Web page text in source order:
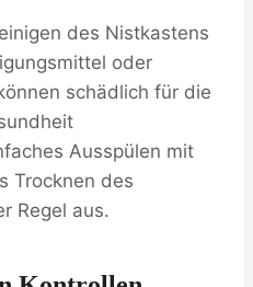
des Nistkastens
oder
schädlich für die
Ausspülen mit
Trocknen des
Regel aus.